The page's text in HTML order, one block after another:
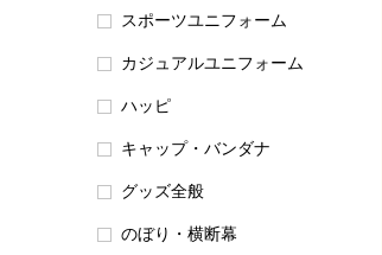
スポーツユニフォーム
カジュアルユニフォーム
ハッピ
キャップ・バンダナ
グッズ全般
のぼり・横断幕